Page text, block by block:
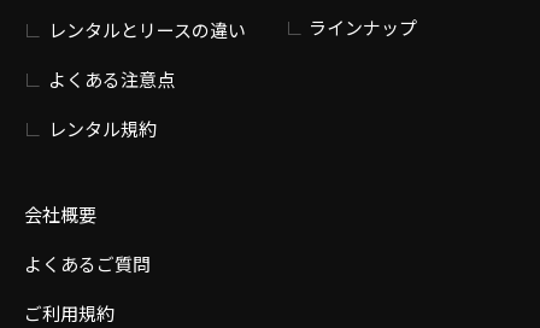
レンタルとリースの違い
よくある注意点
レンタル規約
会社概要
よくあるご質問
ご利用規約
ラインナップ